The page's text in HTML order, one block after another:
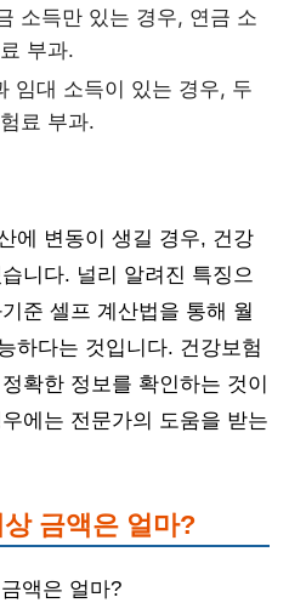
소득만 있는 경우, 연금 소
부과.
임대 소득이 있는 경우, 두
료 부과.
에 변동이 생길 경우, 건강
니다. 널리 알려진 특징으
준 셀프 계산법을 통해 월
하다는 것입니다. 건강보험
확한 정보를 확인하는 것이
에는 전문가의 도움을 받는
금액은 얼마?
액은 얼마?